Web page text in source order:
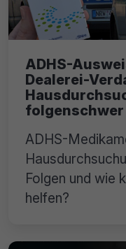
ADHS-
Dealerei-
folgenschwer
ADHS-
Folgen und wie
helfen?